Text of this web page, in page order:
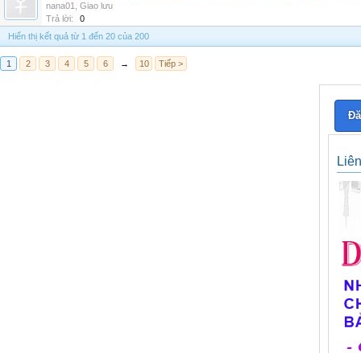
nana01
Giao lưu
Trả lời:
0
Hiển thị kết quả từ 1 đến 20 của 200
1 2 3 4 5 6 → 10 Tiếp >